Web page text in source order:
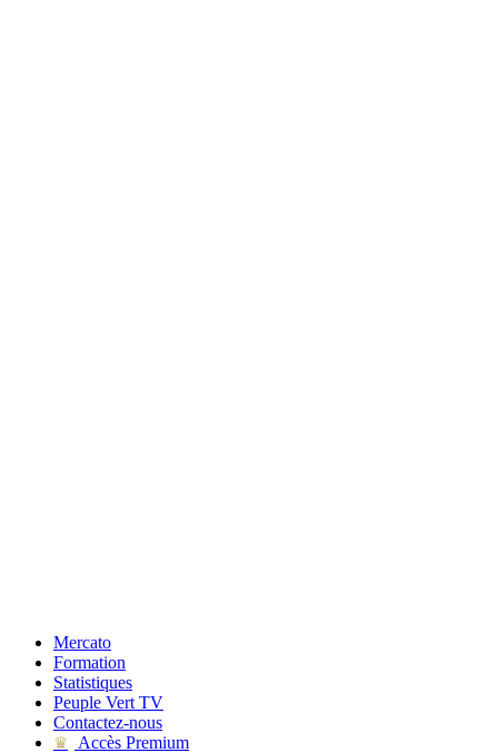
Mercato
Formation
Statistiques
Peuple Vert TV
Contactez-nous
♛
Accès Premium